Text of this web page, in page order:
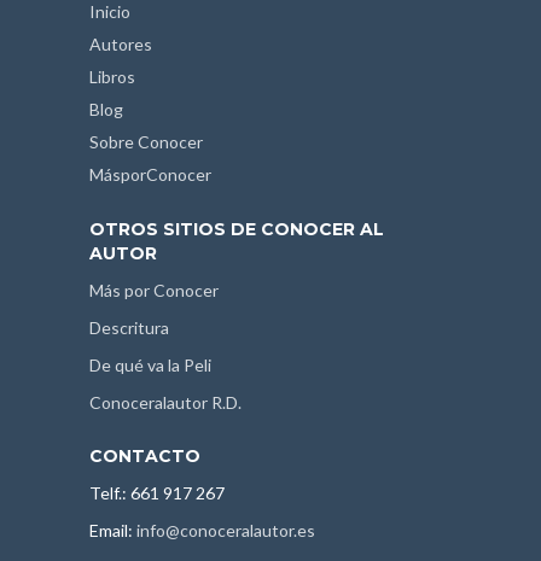
Inicio
Autores
Libros
Blog
Sobre Conocer
MásporConocer
OTROS SITIOS DE CONOCER AL
AUTOR
Más por Conocer
Descritura
De qué va la Peli
Conoceralautor R.D.
CONTACTO
Telf.: 661 917 267
Email: info@conoceralautor.es